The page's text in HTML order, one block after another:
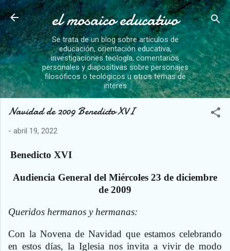
Ir al contenido principal
el mosaico educativo
Se trata de un blog sobre artículos de
educación, orientación educativa,
investigaciones teología, comentarios
personales y diapositivas sobre personajes
filosóficos o teológicos u otros temas de
interes
Navidad de 2009 Benedicto XVI
- abril 19, 2022
Benedicto XVI
Audiencia General del Miércoles 23 de diciembre
de 2009
Queridos hermanos y hermanas:
Con la Novena de Navidad que estamos celebrando
en estos días, la Iglesia nos invita a vivir de modo